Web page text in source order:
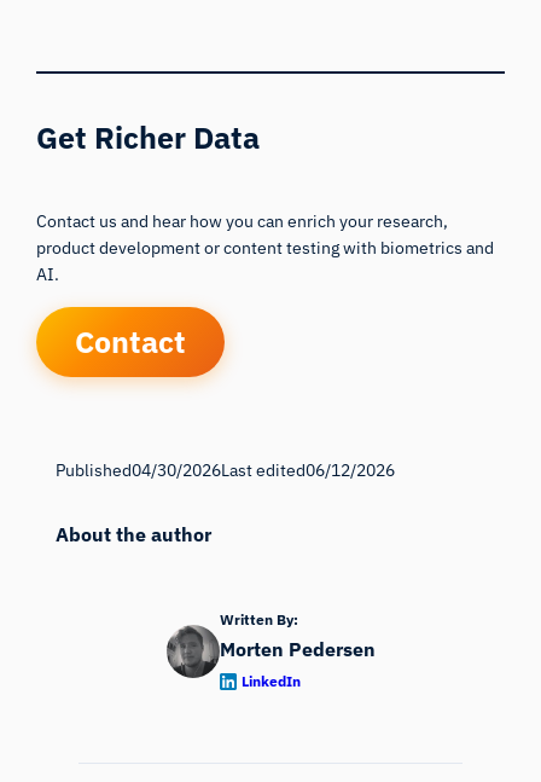
Get Richer Data
Contact us and hear how you can enrich your research,
product development or content testing with biometrics and
AI.
Contact
Published04/30/2026Last edited06/12/2026
About the author
Written By:
Morten Pedersen
LinkedIn